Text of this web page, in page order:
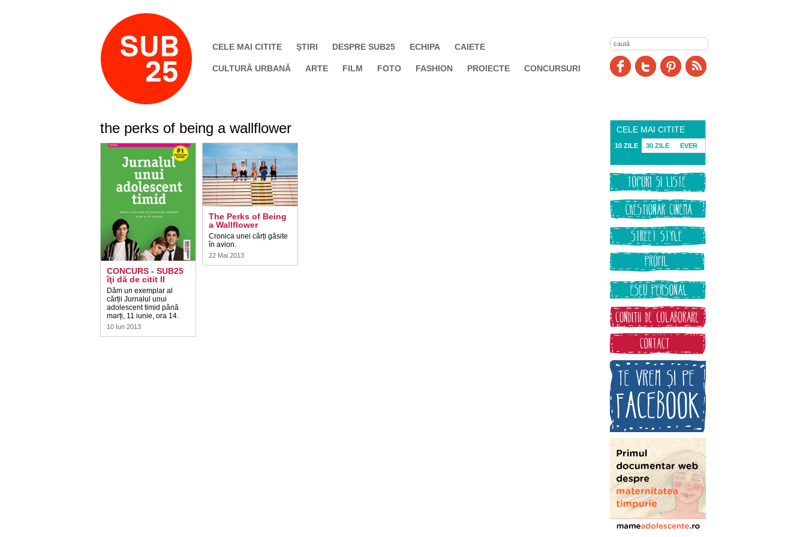
CELE MAI CITITE ŞTIRI DESPRE SUB25 ECHIPA CAIETE
CULTURĂ URBANĂ ARTE FILM FOTO FASHION PROIECTE CONCURSURI
the perks of being a wallflower
CONCURS - SUB25
îţi dă de citit II
Dăm un exemplar al
cărții Jurnalul unui
adolescent timid până
marți, 11 iunie, ora 14.
10 Iun 2013
The Perks of Being
a Wallflower
Cronica unei cărți găsite
în avion.
22 Mai 2013
CELE MAI CITITE
10 ZILE 30 ZILE EVER